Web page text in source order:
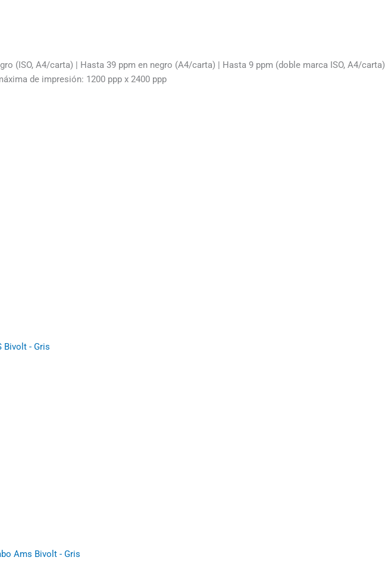
(ISO, A4/carta) | Hasta 39 ppm en negro (A4/carta) | Hasta 9 ppm (doble marca ISO, A4/carta)
de impresión: 1200 ppp x 2400 ppp
Bivolt - Gris
Ams Bivolt - Gris